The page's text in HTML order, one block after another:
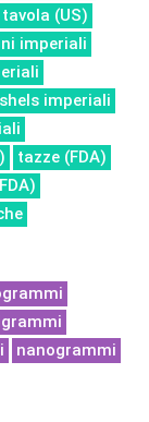
(US)
imperiali
imperiali
tazze (FDA)
nanogrammi